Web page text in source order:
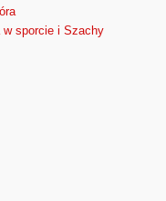
w sporcie i Szachy